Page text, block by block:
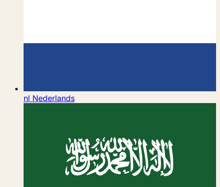
nl Nederlands